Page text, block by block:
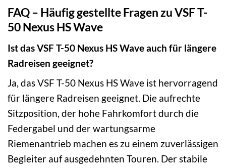
FAQ – Häufig gestellte Fragen zu VSF T-
50 Nexus HS Wave
Ist das VSF T-50 Nexus HS Wave auch für längere
Radreisen geeignet?
Ja, das VSF T-50 Nexus HS Wave ist hervorragend
für längere Radreisen geeignet. Die aufrechte
Sitzposition, der hohe Fahrkomfort durch die
Federgabel und der wartungsarme
Riemenantrieb machen es zu einem zuverlässigen
Begleiter auf ausgedehnten Touren. Der stabile